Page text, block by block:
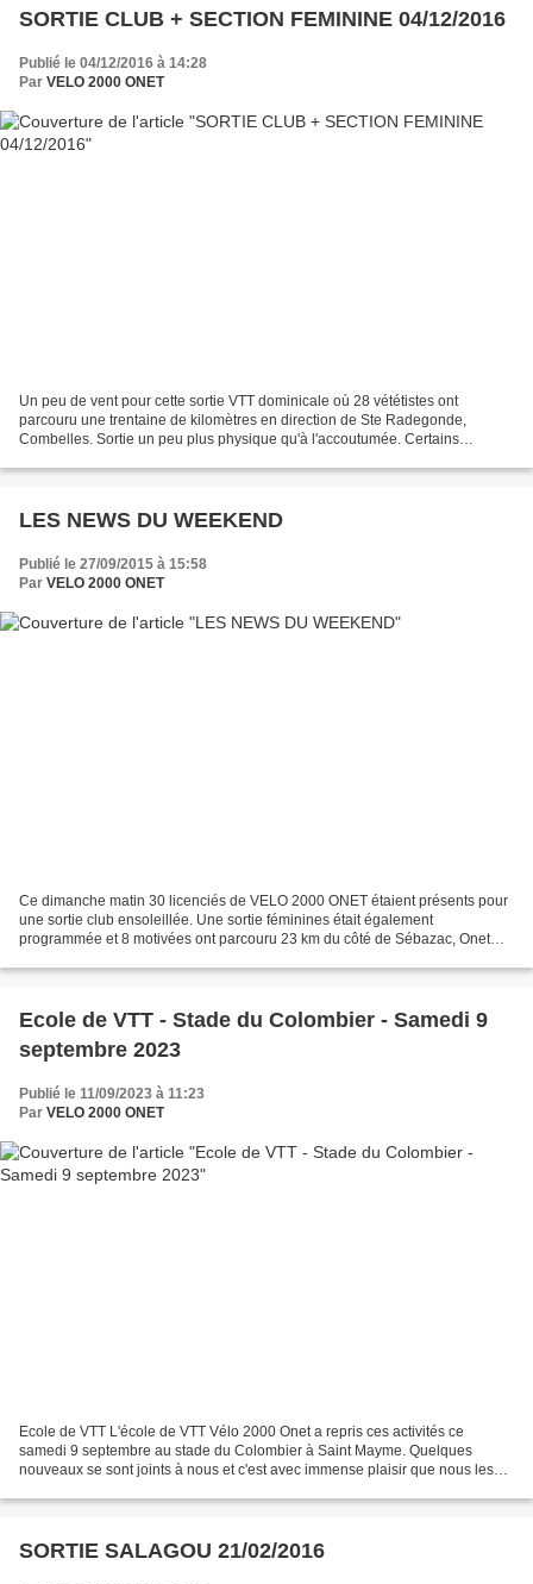
SORTIE CLUB + SECTION FEMININE 04/12/2016
Publié le 04/12/2016 à 14:28
Par VELO 2000 ONET
Un peu de vent pour cette sortie VTT dominicale où 28 vététistes ont
parcouru une trentaine de kilomètres en direction de Ste Radegonde,
Combelles. Sortie un peu plus physique qu'à l'accoutumée. Certains
LES NEWS DU WEEKEND
Publié le 27/09/2015 à 15:58
Par VELO 2000 ONET
Ce dimanche matin 30 licenciés de VELO 2000 ONET étaient présents pour
une sortie club ensoleillée. Une sortie féminines était également
programmée et 8 motivées ont parcouru 23 km du côté de Sébazac, Onet
Ecole de VTT - Stade du Colombier - Samedi 9
septembre 2023
Publié le 11/09/2023 à 11:23
Par VELO 2000 ONET
Ecole de VTT L'école de VTT Vélo 2000 Onet a repris ces activités ce
samedi 9 septembre au stade du Colombier à Saint Mayme. Quelques
nouveaux se sont joints à nous et c'est avec immense plaisir que nous les
SORTIE SALAGOU 21/02/2016